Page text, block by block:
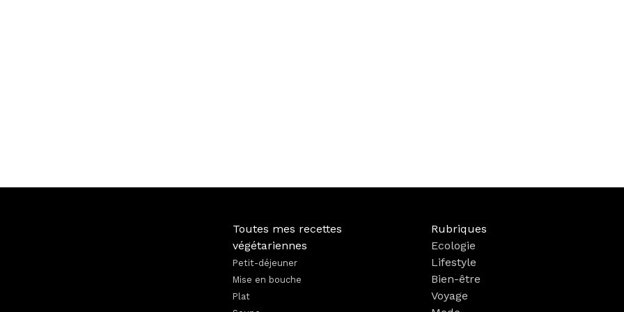
Toutes mes recettes
végétariennes
Petit-déjeuner
Mise en bouche
Plat
Rubriques
Ecologie
Lifestyle
Bien-être
Voyage